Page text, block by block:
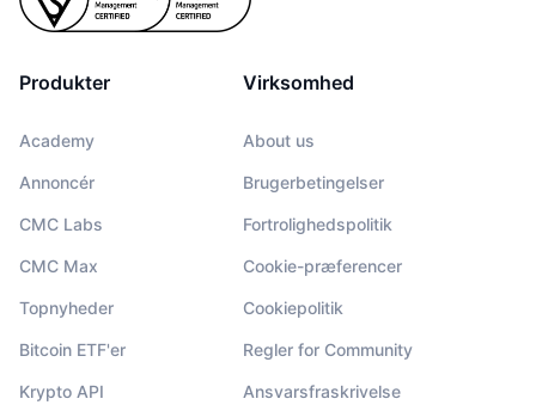
Produkter
Academy
Annoncér
CMC Labs
CMC Max
Topnyheder
Bitcoin ETF'er
Krypto API
Virksomhed
About us
Brugerbetingelser
Fortrolighedspolitik
Cookie-præferencer
Cookiepolitik
Regler for Community
Ansvarsfraskrivelse